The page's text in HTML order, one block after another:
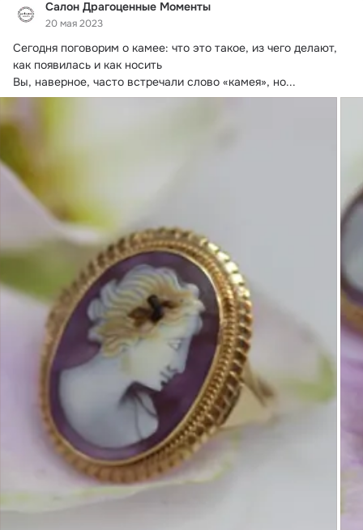
Салон Драгоценные Моменты
20 мая 2023
Сегодня поговорим о камее: что это такое, из чего делают,
как появилась и как носить
Вы, наверное, часто встречали слово «камея», но...